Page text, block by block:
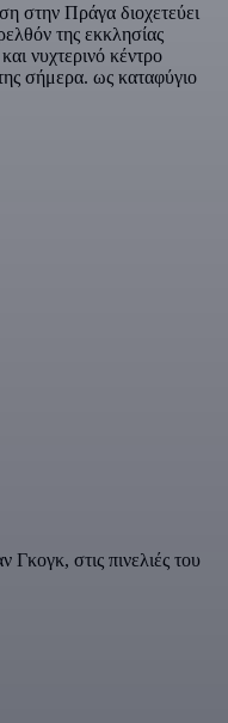
στην Πράγα διοχετεύει
της εκκλησίας
νυχτερινό κέντρο
σήμερα. ως καταφύγιο
στις πινελιές του